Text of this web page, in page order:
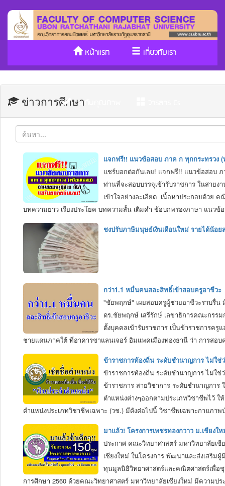
หน้าแรก
เกี่ยวกับเรา
ประกันคุณภาพ
SDGs
ข่าวการศึกษา
แจกฟรี!! แนวข้อสอบ ภาค ก ทุกกระทรวง
แชร์บอกต่อกันเลย! แจกฟรี!! แนวข้อสอบ
ท่านที่จะสอบบรรจุเข้ารับราชการ ในสายง
เข้าใจอย่างละเอียด เนื้อหาประกอบด้วย
บทความยาว เรียงประโยค บทความสั้น เติมคํา ข้อบกพร่องภาษา แน
สามารถนำไปอ่านเตรียมกันได้เลยครับ โดยเฉพาะอย่างยิ่ง สามารถน
ชงปรับภาษีมนุษย์เงินเดือนใหม่ รายได้น้อ
กว่า1.1 หมื่นคนสละสิทธิ์เข้าสอบครูอาชีวะ
"ชัยพฤกษ์" เผยสอบครูผู้ช่วยอาชีวะราบรื่
ดร.ชัยพฤกษ์ เสรีรักษ์ เลขาธิการคณะกรร
ตั้งบุคคลเข้ารับราชการ เป็นข้าราชการค
ชายแดนภาคใต้ ที่อาคารชาแลนเจอร์ อิมแพคเมืองทองธานี ว่า การสอ
คน โดย 5 อันดับสาขาที่มีผู้เข้าสอบมากที่สุด ได้แก่ สาขาคอมพิวเตอร์ธุ
เข้าสอบ 1,168 คน จากผู้มีสิทธิ์สอบ 2,126 คน คิดเป็น 55% สาขาช่าง
1,084 คน จากผู้มีสิทธิ์สอบ 2,090 คน คิดเป็น 52% และสาขาสังคม มีผู้เ
ข้าราชการท้องถิ่น ระดับชำนาญการ ไม่ใช่
ข้าราชการท้องถิ่น ระดับชำนาญการ ไม่ใช่
ข้าราชการ สายวิชาการ ระดับชำนาญการ
ตำแหน่งต่างๆออกตามประเภทวิชาชีพไว้
ตำแหน่งประเภทวิชาชีพเฉพาะ (วช.) มีดังต่อไปนี้ วิชาชีพเฉพาะกายภ
สัตวแพทย์ วิชาชีพเฉพาะเภสัชกรรม วิชาชีพเฉพาะวิศวกรรมเครื่องกล
การแพทย์ วิชาชีพเฉพาะวิศวกรรมชลประทาน วิชาชีพเฉพาะวิทยาการ
ทรัพยากรบุคคลฯ - นักพัฒฯ - นักวิชาการศึกษา - นักวิเคราะห์ฯ เป็นต้น"
มาแล้ว! โครงการเพชรทองกวาว ม.เชียง
ประกาศ คณะวิทยาศาสตร์ มหาวิทยาลัยเชี
เชียงใหม่ ในโครงการ พัฒนาและส่งเสริม
ทุนมูลนิธิวิทยาศาสตร์และคณิตศาสตร์เพื่อ
การศึกษา 2560 ด้วยคณะวิทยาศาสตร์ มหาวิทยาลัยเชียงใหม่ มีความป